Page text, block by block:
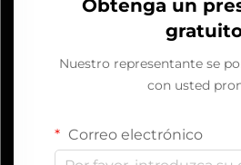
Obtenga un
Nuestro representante se
con usted
Correo electrónico